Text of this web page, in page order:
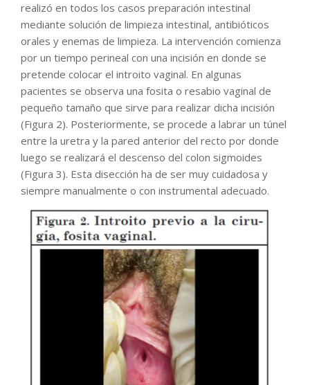
realizó en todos los casos preparación intestinal
mediante solución de limpieza intestinal, antibióticos
orales y enemas de limpieza. La intervención comienza
por un tiempo perineal con una incisión en donde se
pretende colocar el introito vaginal. En algunas
pacientes se observa una fosita o resabio vaginal de
pequeño tamaño que sirve para realizar dicha incisión
(Figura 2). Posteriormente, se procede a labrar un túnel
entre la uretra y la pared anterior del recto por donde
luego se realizará el descenso del colon sigmoides
(Figura 3). Esta disección ha de ser muy cuidadosa y
siempre manualmente o con instrumental adecuado.